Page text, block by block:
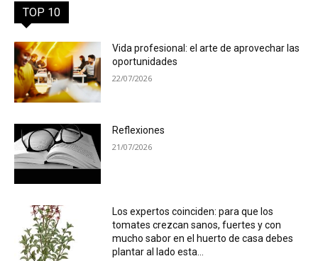
TOP 10
Vida profesional: el arte de aprovechar las
oportunidades
22/07/2026
Reflexiones
21/07/2026
Los expertos coinciden: para que los
tomates crezcan sanos, fuertes y con
mucho sabor en el huerto de casa debes
plantar al lado esta...